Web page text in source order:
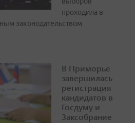
проходила в
законодательством
В Приморье
завершилась
регистрация
кандидатов в
Госдуму и
Заксобрание